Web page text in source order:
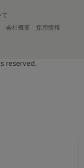
会社概要
採用情報
reserved.